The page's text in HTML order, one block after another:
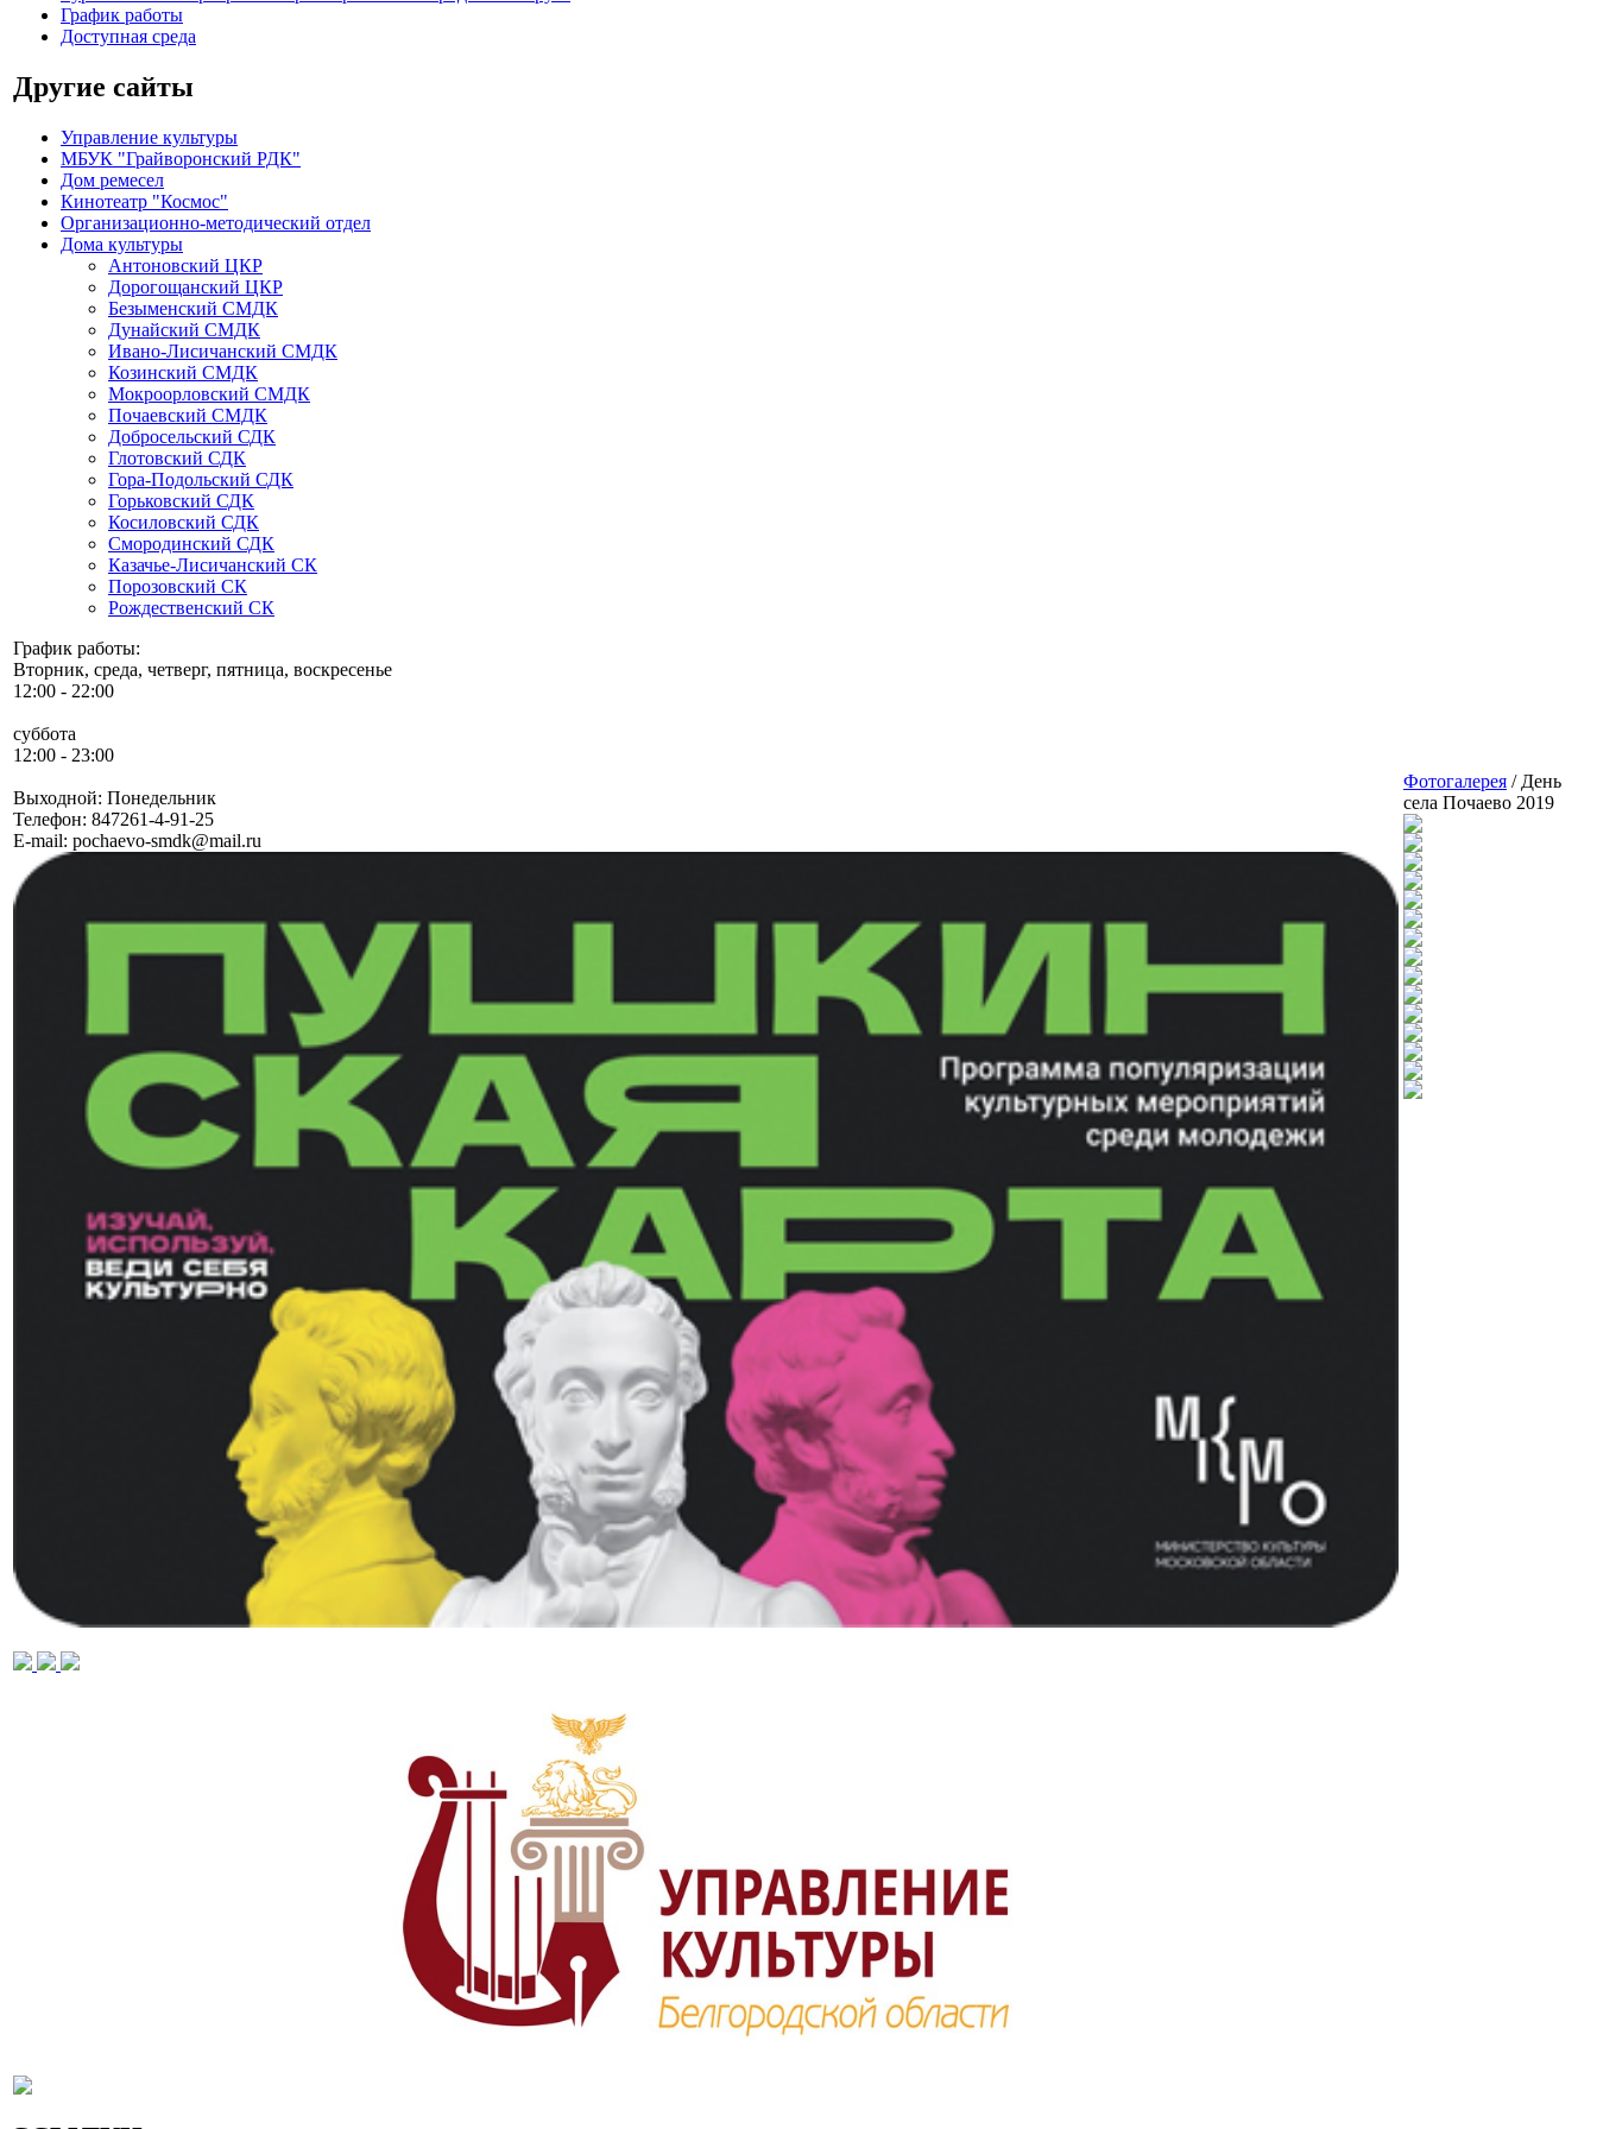
График работы
Доступная среда
Другие сайты
Управление культуры
МБУК "Грайворонский РДК"
Дом ремесел
Кинотеатр "Космос"
Организационно-методический отдел
Дома культуры
Антоновский ЦКР
Дорогощанский ЦКР
Безыменский СМДК
Дунайский СМДК
Ивано-Лисичанский СМДК
Козинский СМДК
Мокроорловский СМДК
Почаевский СМДК
Добросельский СДК
Глотовский СДК
Гора-Подольский СДК
Горьковский СДК
Косиловский СДК
Смородинский СДК
Казачье-Лисичанский СК
Порозовский СК
Рождественский СК
График работы:
Вторник, среда, четверг, пятница, воскресенье
12:00 - 22:00
суббота
12:00 - 23:00
Выходной: Понедельник
Телефон: 847261-4-91-25
E-mail: pochaevo-smdk@mail.ru
Фотогалерея / День
села Почаево 2019